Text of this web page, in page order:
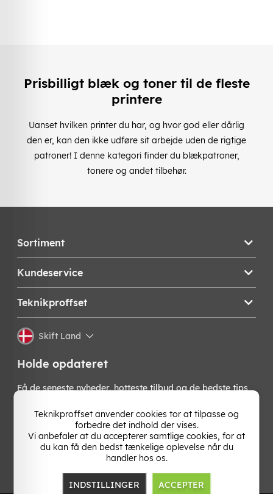
Prisbilligt blæk og toner til de fleste
printere
Uanset hvilken printer du har, og hvor god eller dårlig
den er, kan den ikke udføre sit arbejde uden de rigtige
patroner! I denne kategori finder du blækpatroner,
tonere og andet tilbehør.
Sortiment
Kundeservice
Teknikproffset
Skift Land
Holde opdateret
Få de seneste nyheder, hotteste tilbud og de bedste tips
nyhedsbrev!
OK
Teknikproffset anvender cookies tor at tilpasse og
forbedre det indhold der vises.
Vi anbefaler at du accepterer samtlige cookies, for at
du kan få den bedst tænkelige oplevelse når du
handler hos os.
INDSTILLINGER ACCEPTER